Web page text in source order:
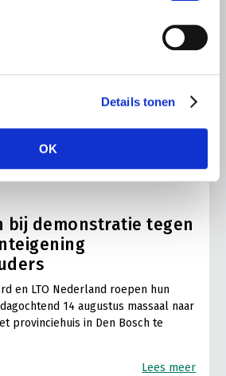
Details tonen
OK
bij demonstratie tegen
en LTO Nederland roepen hun
14 augustus massaal naar
provinciehuis in Den Bosch te
Lees meer